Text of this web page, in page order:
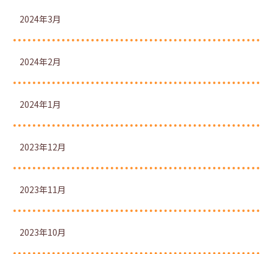
2024年3月
2024年2月
2024年1月
2023年12月
2023年11月
2023年10月